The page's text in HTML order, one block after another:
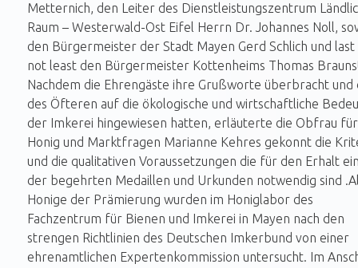
Metternich, den Leiter des Dienstleistungszentrum
Raum – Westerwald-Ost Eifel Herrn Dr. Johannes Noll,
den Bürgermeister der Stadt Mayen Gerd Schlich und
not least den Bürgermeister Kottenheims Thomas
Nachdem die Ehrengäste ihre Grußworte überbracht und
des Öfteren auf die ökologische und wirtschaftliche
der Imkerei hingewiesen hatten, erläuterte die Obfrau für
Honig und Marktfragen Marianne Kehres gekonnt die
und die qualitativen Voraussetzungen die für den Erhalt
der begehrten Medaillen und Urkunden notwendig sind
Honige der Prämierung wurden im Honiglabor des
Fachzentrum für Bienen und Imkerei in Mayen nach den
strengen Richtlinien des Deutschen Imkerbund von einer
ehrenamtlichen Expertenkommission untersucht. Im